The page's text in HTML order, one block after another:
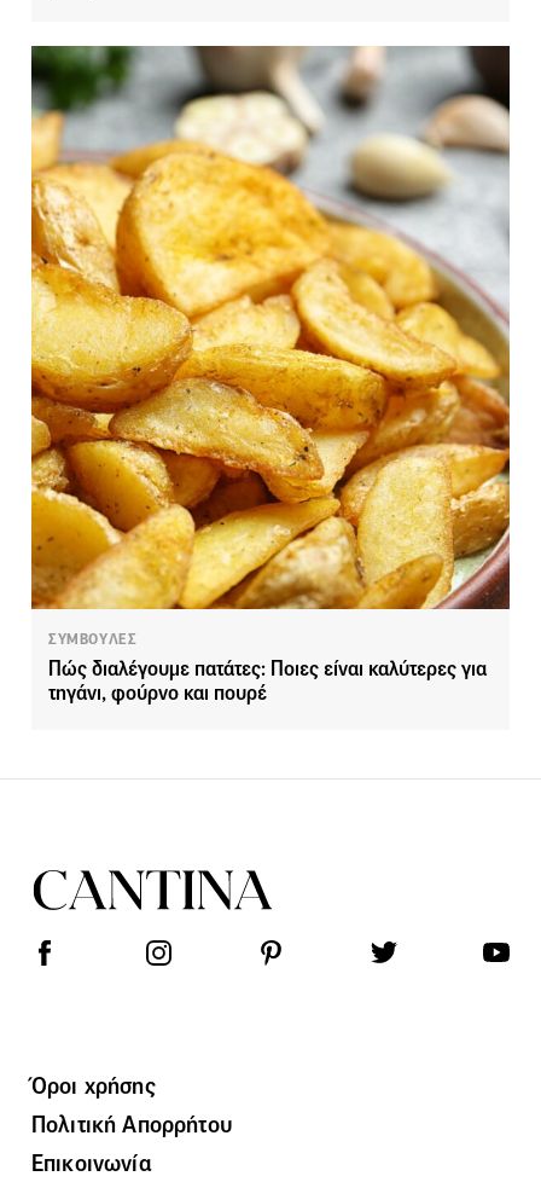
ΣΥΜΒΟΥΛΕΣ
Πώς διαλέγουμε πατάτες: Ποιες είναι καλύτερες για
τηγάνι, φούρνο και πουρέ
Όροι χρήσης
Πολιτική Απορρήτου
Επικοινωνία